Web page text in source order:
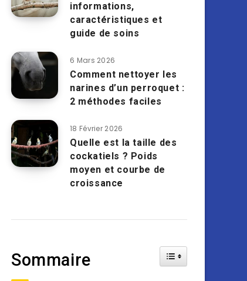
informations,
caractéristiques et
guide de soins
6 Mars 2026
Comment nettoyer les
narines d’un perroquet :
2 méthodes faciles
18 Février 2026
Quelle est la taille des
cockatiels ? Poids
moyen et courbe de
croissance
Sommaire Toggle Table of